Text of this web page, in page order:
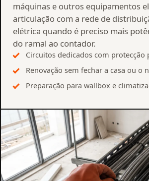
máquinas e outros equipamentos
articulação com a rede de
elétrica quando é preciso mais
do ramal ao contador.
Circuitos dedicados com protecção
Renovação sem fechar a casa ou o
Preparação para wallbox e